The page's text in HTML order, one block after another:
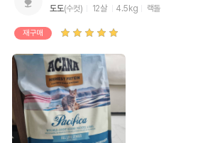
도도(수컷) 12살 4.5kg 랙돌
재구매